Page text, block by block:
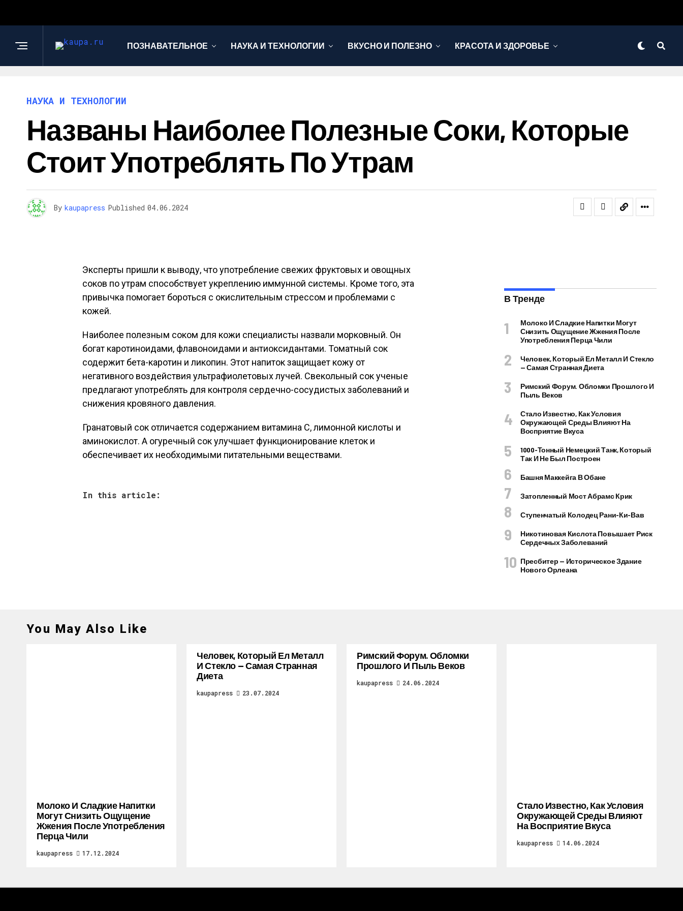
ПОЗНАВАТЕЛЬНОЕ НАУКА И ТЕХНОЛОГИИ ВКУСНО И ПОЛЕЗНО КРАСОТА И ЗДОРОВЬЕ
НАУКА И ТЕХНОЛОГИИ
Названы Наиболее Полезные Соки, Которые
Стоит Употреблять По Утрам
By kaupapress Published 04.06.2024
Эксперты пришли к выводу, что употребление свежих фруктовых и овощных
соков по утрам способствует укреплению иммунной системы. Кроме того, эта
привычка помогает бороться с окислительным стрессом и проблемами с
кожей.
Наиболее полезным соком для кожи специалисты назвали морковный. Он
богат каротиноидами, флавоноидами и антиоксидантами. Томатный сок
содержит бета-каротин и ликопин. Этот напиток защищает кожу от
негативного воздействия ультрафиолетовых лучей. Свекольный сок ученые
предлагают употреблять для контроля сердечно-сосудистых заболеваний и
снижения кровяного давления.
Гранатовый сок отличается содержанием витамина С, лимонной кислоты и
аминокислот. А огуречный сок улучшает функционирование клеток и
обеспечивает их необходимыми питательными веществами.
In this article:
В Тренде
Молоко И Сладкие Напитки Могут
Снизить Ощущение Жжения После
Употребления Перца Чили
Человек, Который Ел Металл И Стекло
— Самая Странная Диета
Римский Форум. Обломки Прошлого И
Пыль Веков
Стало Известно, Как Условия
Окружающей Среды Влияют На
Восприятие Вкуса
1000-Тонный Немецкий Танк, Который
Так И Не Был Построен
Башня Маккейга В Обане
Затопленный Мост Абрамс Крик
Ступенчатый Колодец Рани-Ки-Вав
Никотиновая Кислота Повышает Риск
Сердечных Заболеваний
Пресбитер — Историческое Здание
Нового Орлеана
You May Also Like
Молоко И Сладкие Напитки
Могут Снизить Ощущение
Жжения После Употребления
Перца Чили
kaupapress 17.12.2024
Человек, Который Ел Металл
И Стекло — Самая Странная
Диета
kaupapress 23.07.2024
Римский Форум. Обломки
Прошлого И Пыль Веков
kaupapress 24.06.2024
Стало Известно, Как Условия
Окружающей Среды Влияют
На Восприятие Вкуса
kaupapress 14.06.2024